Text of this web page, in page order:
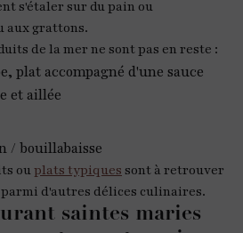
s'étaler sur du pain ou
aux grattons.
de la mer ne sont pas en reste :
plat accompagné d'une sauce
et aillée
/ bouillabaisse
ouplats typiques sont à retrouver
d'autres délices culinaires.
saintes maries